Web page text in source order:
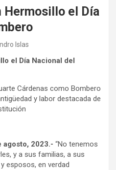
Hermosillo el Día
Islas
el Día Nacional del
Cárdenas como Bombero
y labor destacada de
agosto, 2023.- “No tenemos
y a sus familias, a sus
esposos, en verdad